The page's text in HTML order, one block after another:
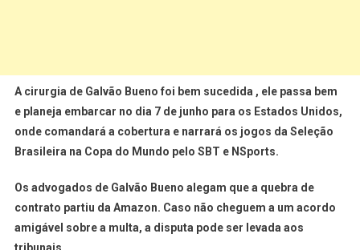
A cirurgia de Galvão Bueno foi bem sucedida , ele passa bem
e planeja embarcar no dia 7 de junho para os Estados Unidos,
onde comandará a cobertura e narrará os jogos da Seleção
Brasileira na Copa do Mundo pelo SBT e NSports.
Os advogados de Galvão Bueno alegam que a quebra de
contrato partiu da Amazon. Caso não cheguem a um acordo
amigável sobre a multa, a disputa pode ser levada aos